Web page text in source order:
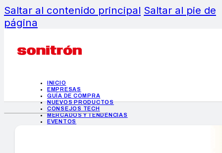
Saltar al contenido principal Saltar al pie de
página
INICIO
EMPRESAS
GUÍA DE COMPRA
NUEVOS PRODUCTOS
CONSEJOS TECH
MERCADOS Y TENDENCIAS
EVENTOS